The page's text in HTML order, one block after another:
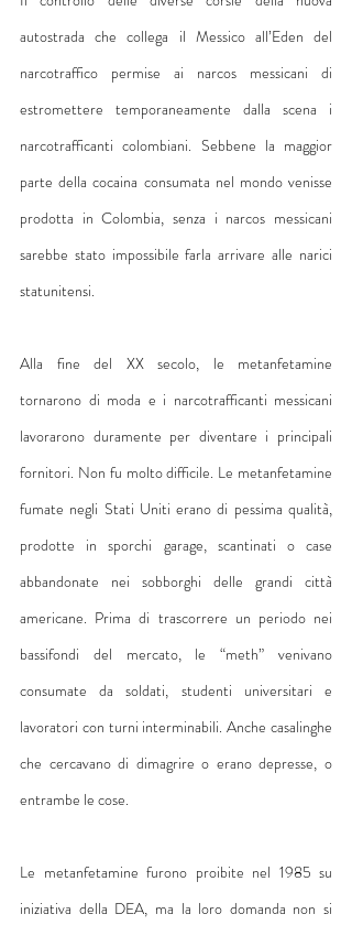
autostrada che collega il Messico all’Eden del
narcotraffico permise ai narcos messicani di
estromettere temporaneamente dalla scena i
narcotrafficanti colombiani. Sebbene la maggior
parte della cocaina consumata nel mondo venisse
prodotta in Colombia, senza i narcos messicani
sarebbe stato impossibile farla arrivare alle narici
statunitensi.
Alla fine del XX secolo, le metanfetamine
tornarono di moda e i narcotrafficanti messicani
lavorarono duramente per diventare i principali
fornitori. Non fu molto difficile. Le metanfetamine
fumate negli Stati Uniti erano di pessima qualità,
prodotte in sporchi garage, scantinati o case
abbandonate nei sobborghi delle grandi città
americane. Prima di trascorrere un periodo nei
bassifondi del mercato, le “meth” venivano
consumate da soldati, studenti universitari e
lavoratori con turni interminabili. Anche casalinghe
che cercavano di dimagrire o erano depresse, o
entrambe le cose.
Le metanfetamine furono proibite nel 1985 su
iniziativa della DEA, ma la loro domanda non si